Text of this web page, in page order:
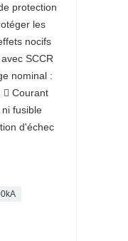
protection
les
nocifs
SCCR
nominal :
 Courant
fusible
d'échec